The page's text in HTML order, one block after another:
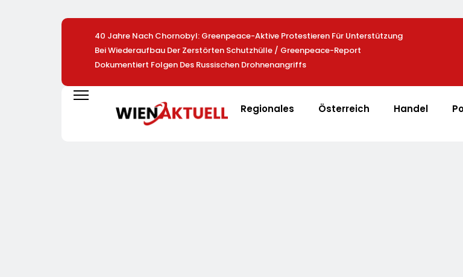
40 Jahre Nach Chornobyl: Greenpeace-Aktive Protestieren Für Unterstützung
Bei Wiederaufbau Der Zerstörten Schutzhülle / Greenpeace-Report
Dokumentiert Folgen Des Russischen Drohnenangriffs
Heißer
Regionales Österreich Handel